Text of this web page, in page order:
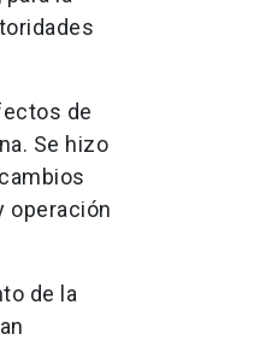
de
Se hizo
operación
de la